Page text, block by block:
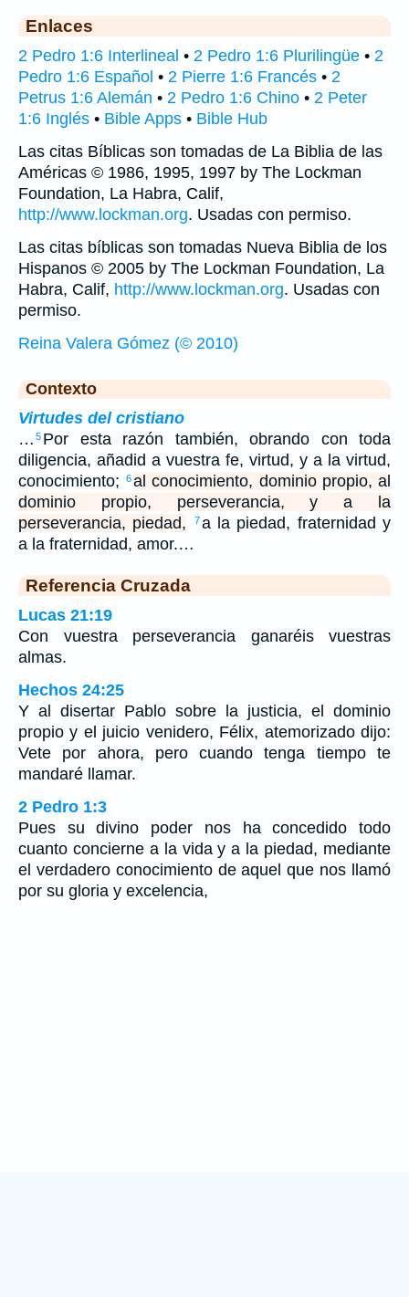
Enlaces
2 Pedro 1:6 Interlineal • 2 Pedro 1:6 Plurilingüe • 2
Pedro 1:6 Español • 2 Pierre 1:6 Francés • 2
Petrus 1:6 Alemán • 2 Pedro 1:6 Chino • 2 Peter
1:6 Inglés • Bible Apps • Bible Hub
Las citas Bíblicas son tomadas de La Biblia de las
Américas © 1986, 1995, 1997 by The Lockman
Foundation, La Habra, Calif,
http://www.lockman.org. Usadas con permiso.
Las citas bíblicas son tomadas Nueva Biblia de los
Hispanos © 2005 by The Lockman Foundation, La
Habra, Calif, http://www.lockman.org. Usadas con
permiso.
Reina Valera Gómez (© 2010)
Contexto
Virtudes del cristiano
… 5 Por esta razón también, obrando con toda
diligencia, añadid a vuestra fe, virtud, y a la virtud,
conocimiento;
6al conocimiento, dominio propio, al
dominio propio, perseverancia, y a la
perseverancia, piedad,
7a la piedad, fraternidad y
a la fraternidad, amor.…
Referencia Cruzada
Lucas 21:19
Con vuestra perseverancia ganaréis vuestras
almas.
Hechos 24:25
Y al disertar Pablo sobre la justicia, el dominio
propio y el juicio venidero, Félix, atemorizado dijo:
Vete por ahora, pero cuando tenga tiempo te
mandaré llamar.
2 Pedro 1:3
Pues su divino poder nos ha concedido todo
cuanto concierne a la vida y a la piedad, mediante
el verdadero conocimiento de aquel que nos llamó
por su gloria y excelencia,